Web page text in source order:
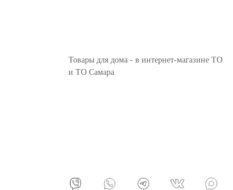
Товары для дома - в интернет-магазине ТО
и ТО Самара